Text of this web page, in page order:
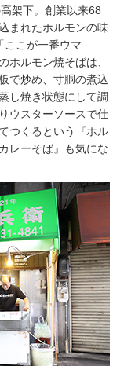
架下。創業以来68
まれたホルモンの味
ここが一番ウマ
ホルモン焼そばは、
で炒め、寸胴の煮込
し焼き状態にして調
ウスターソースで仕
つくるという『ホル
レーそば』も気にな